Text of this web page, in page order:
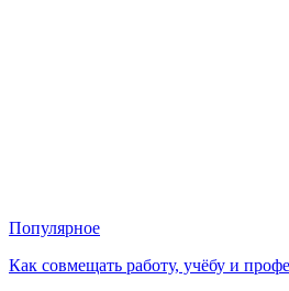
Популярное
Как совмещать работу, учёбу и